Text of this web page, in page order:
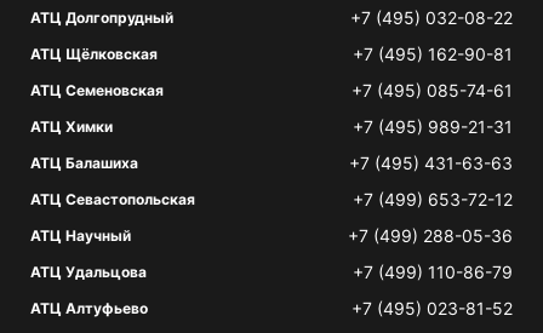
АТЦ Долгопрудный +7 (495) 032-08-22
АТЦ Щёлковская +7 (495) 162-90-81
АТЦ Семеновская +7 (495) 085-74-61
АТЦ Химки +7 (495) 989-21-31
АТЦ Балашиха +7 (495) 431-63-63
АТЦ Севастопольская +7 (499) 653-72-12
АТЦ Научный +7 (499) 288-05-36
АТЦ Удальцова +7 (499) 110-86-79
АТЦ Алтуфьево +7 (495) 023-81-52